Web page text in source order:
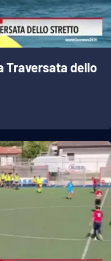
Traversata dello